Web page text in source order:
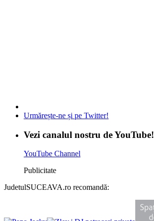
Urmărește-ne și pe Twitter!
Vezi canalul nostru de YouTube!
YouTube Channel
Publicitate
JudetulSUCEAVA.ro recomandă: